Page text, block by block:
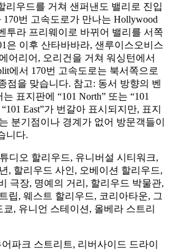
리우드를 거쳐 샌퍼낸도 밸리로 진입
번 고속도로가 만나는 Hollywood
투라 프리웨이로 바뀌어 밸리를 서쪽
은 이후 산타바바라, 샌루이스오비스
어리어, 오리건을 거쳐 워싱턴에서
에서 170번 고속도로는 북서쪽으로
점을 맞습니다. 참고: 동서 방향의 벤
표지판에 “101 North” 또는 “101
“101 East”가 번갈아 표시되지만, 표지
분기점이나 경계가 없어 방문객들이
니다.
디오 할리우드, 유니버설 시티워크,
, 할리우드 사인, 오베이션 할리우드,
극장, 명예의 거리, 할리우드 박물관,
립, 웨스트 할리우드, 코리아타운, 그
, 유니언 스테이션, 올베라 스트리
어파크 스트리트, 리버사이드 드라이